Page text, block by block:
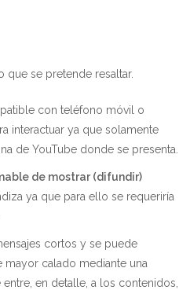
se pretende resaltar.
con teléfono móvil o
interactuar ya que solamente
de YouTube donde se presenta.
de mostrar (difundir)
ya que para ello se requeriría
cortos y se puede
calado mediante una
en detalle, a los contenidos,